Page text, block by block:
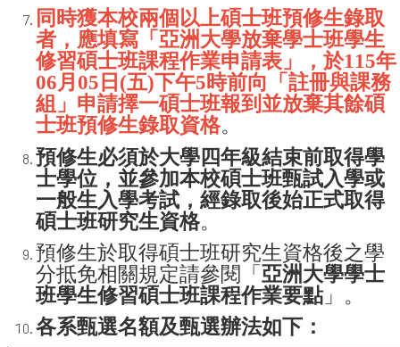
同時獲本校兩個以上碩士班預修生錄取
者，應填寫「亞洲大學放棄學士班學生
修習碩士班課程作業申請表」，於115年
06月05日(五)下午5時前向「註冊與課務
組」申請擇一碩士班報到並放棄其餘碩
士班預修生錄取資格。
預修生必須於大學四年級結束前取得學
士學位，並參加本校碩士班甄試入學或
一般生入學考試，經錄取後始正式取得
碩士班研究生資格。
預修生於取得碩士班研究生資格後之學
分抵免相關規定請參閱「 亞洲大學學士
班學生修習碩士班課程作業要點」。
各系甄選名額及甄選辦法如下：